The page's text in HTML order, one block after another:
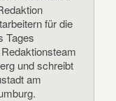
für die
Tages
und schreibt
am